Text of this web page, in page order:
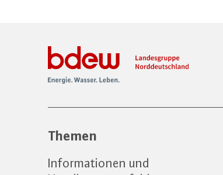
Themen
Informationen und